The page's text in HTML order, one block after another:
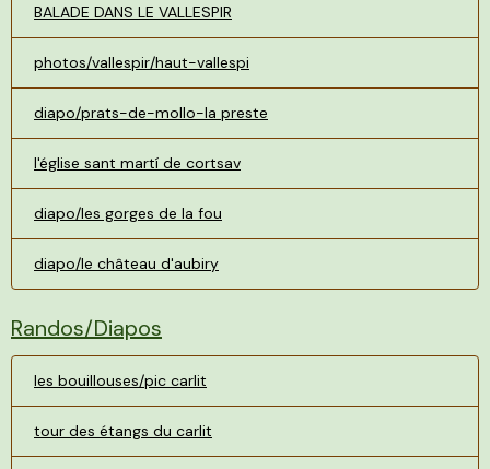
BALADE DANS LE VALLESPIR
photos/vallespir/haut-vallespi
diapo/prats-de-mollo-la preste
l'église sant martí de cortsav
diapo/les gorges de la fou
diapo/le château d'aubiry
Randos/Diapos
les bouillouses/pic carlit
tour des étangs du carlit